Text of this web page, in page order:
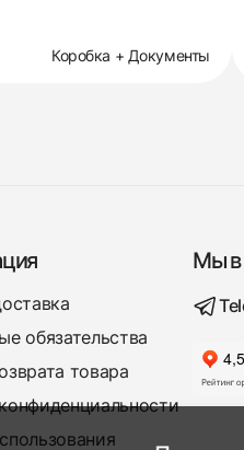
Коробка + Документы
обязательства
товара
Мы в